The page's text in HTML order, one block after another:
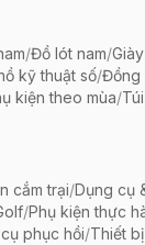
/Đồ lót nam/
kỹ thuật số/Đồng
kiện theo mùa/
cắm trại/Dụng cụ
/Phụ kiện thực
phục hồi/Thiết